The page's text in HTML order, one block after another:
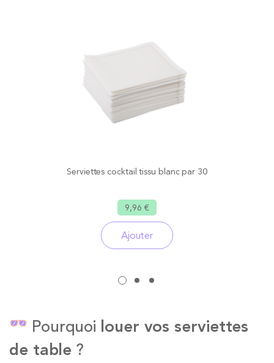
Serviettes cocktail tissu blanc par 30
9,96 €
Ajouter
Pourquoi louer vos serviettes
de table ?